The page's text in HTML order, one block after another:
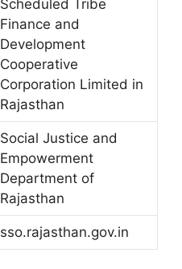
Scheduled Tribe
Finance and
Development
Cooperative
Corporation Limited in
Rajasthan
Social Justice and
Empowerment
Department of
Rajasthan
sso.rajasthan.gov.in